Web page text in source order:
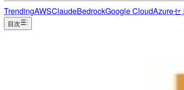
TrendingAWSClaudeBedrockGoogle CloudAzureセ
目次